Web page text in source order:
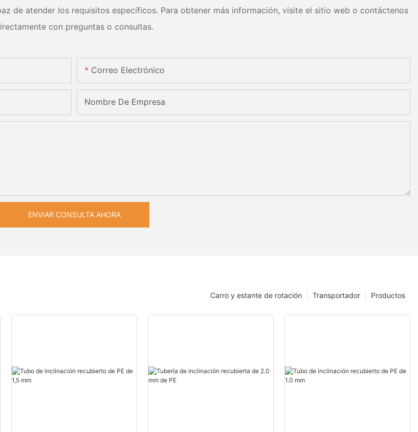
de atender los requisitos específicos. Para obtener más información, visite el sitio web o contáctenos
con preguntas o consultas.
Correo Electrónico
Nombre De Empresa
ENVIAR CONSULTA AHORA
Productos
Transportador
Carro y estante de rotación